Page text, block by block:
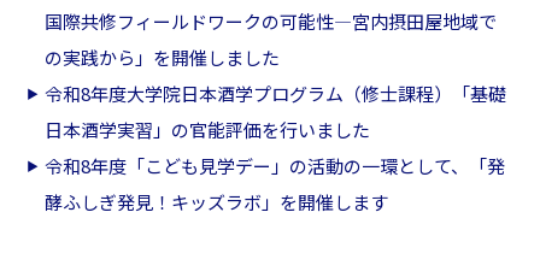
国際共修フィールドワークの可能性―宮内摂田屋地域で
の実践から」を開催しました
令和8年度大学院日本酒学プログラム（修士課程）「基礎
日本酒学実習」の官能評価を行いました
令和8年度「こども見学デー」の活動の一環として、「発
酵ふしぎ発見！キッズラボ」を開催します